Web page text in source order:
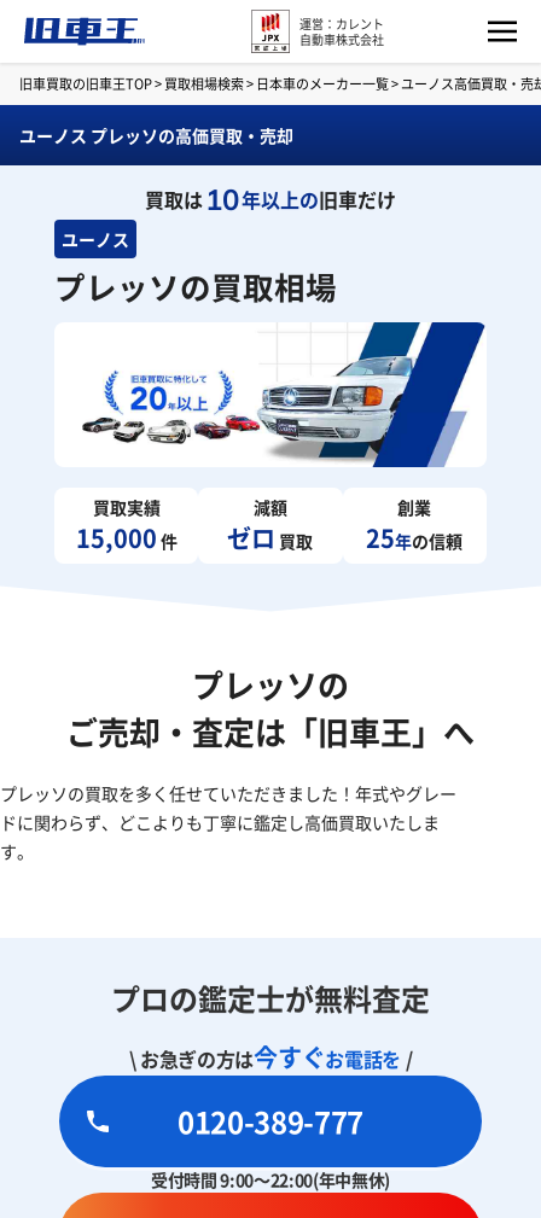
運営：カレント
自動車株式会社
旧車買取の旧車王TOP>買取相場検索> 日本車のメーカー一覧>ユーノス高価買取・売
ユーノス プレッソの高価買取・売却
買取は10年以上の旧車だけ
ユーノス
プレッソの買取相場
買取実績
15,000 件
減額
ゼロ 買取
創業
25年の信頼
プレッソの
ご売却・査定は「旧車王」へ
プレッソの買取を多く任せていただきました！年式やグレー
ドに関わらず、どこよりも丁寧に鑑定し高価買取いたしま
す。
プロの鑑定士が無料査定
\ お急ぎの方は今すぐお電話を /
0120-389-777
受付時間 9:00～22:00(年中無休)